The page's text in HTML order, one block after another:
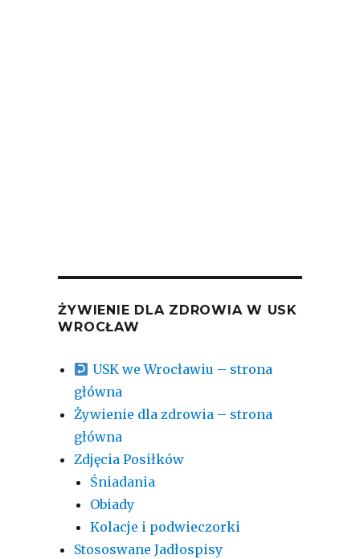
ŻYWIENIE DLA ZDROWIA W USK
WROCŁAW
USK we Wrocławiu – strona
główna
Żywienie dla zdrowia – strona
główna
Zdjęcia Posiłków
Śniadania
Obiady
Kolacje i podwieczorki
Stososwane Jadłospisy